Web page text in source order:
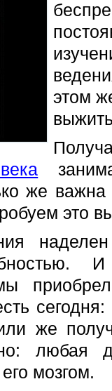
этом
же
это
мы
же
любая
мозгом.